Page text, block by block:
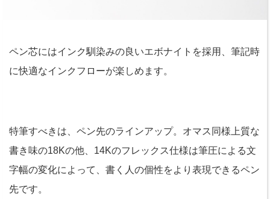
ペン芯にはインク馴染みの良いエボナイトを採用、筆記時
に快適なインクフローが楽しめます。
特筆すべきは、ペン先のラインアップ。オマス同様上質な
書き味の18Kの他、14Kのフレックス仕様は筆圧による文
字幅の変化によって、書く人の個性をより表現できるペン
先です。